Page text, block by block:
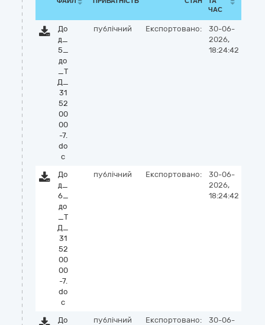
ЧАС
До
д_
5_
до
_Т
Д_
31
52
00
00
-7.
do
c
публічний Експортовано:
30-06-
2026,
18:24:42
До
д_
6_
до
_Т
Д_
31
52
00
00
-7.
do
c
публічний Експортовано:
30-06-
2026,
18:24:42
До
публічний Експортовано:
30-06-